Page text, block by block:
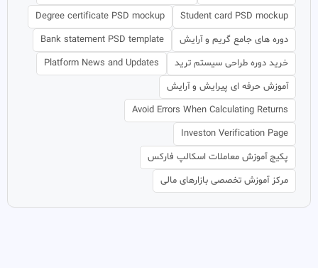
Student card PSD mockup
Degree certificate PSD mockup
دوره های جامع گریم و آرایش
Bank statement PSD template
خرید دوره طراحی سیستم ترید
Platform News and Updates
آموزش حرفه ای پیرایش و آرایش
Avoid Errors When Calculating Returns
Investon Verification Page
پکیج آموزش معاملات اسکالپ فارکس
مرکز آموزش تخصصی بازارهای مالی